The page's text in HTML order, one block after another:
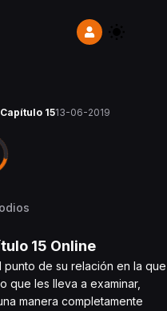
Capítulo 1513-06-2019
15 Online
de su relación en la que
que les lleva a examinar,
manera completamente